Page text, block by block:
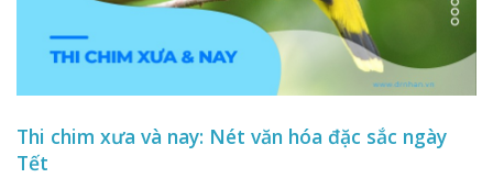
Thi chim xưa và nay: Nét văn hóa đặc sắc ngày
Tết